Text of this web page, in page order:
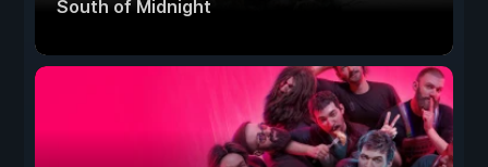
South of Midnight